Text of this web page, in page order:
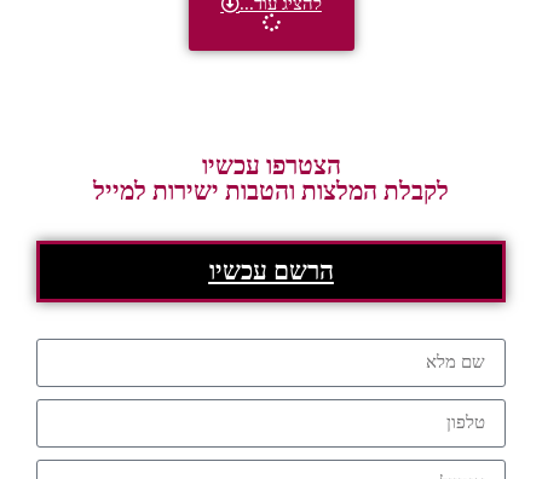
הצטרפו עכשיו
לקבלת המלצות והטבות ישירות למייל
הרשם עכשיו